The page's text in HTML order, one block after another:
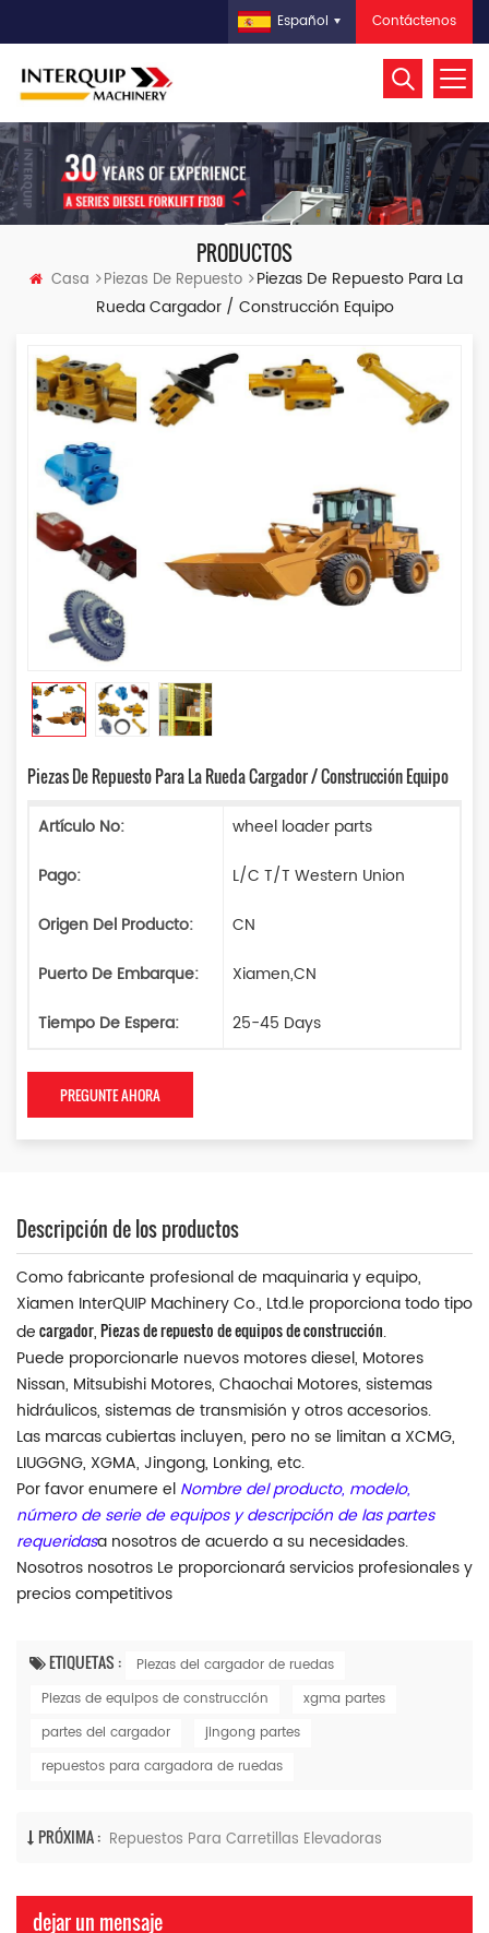
Contáctenos
Español
PRODUCTOS
Casa Piezas De Repuesto
Piezas De Repuesto Para La
Rueda Cargador / Construcción Equipo
Piezas De Repuesto Para La Rueda Cargador / Construcción Equipo
Artículo No:
wheel loader parts
Pago:
L/C T/T Western Union
Origen Del Producto:
CN
Puerto De Embarque:
Xiamen,CN
Tiempo De Espera:
25-45 Days
PREGUNTE AHORA
Descripción de los productos
Como fabricante profesional de maquinaria y equipo,
Xiamen InterQUIP Machinery Co., Ltd.le proporciona todo tipo
decargador,Piezas de repuesto de equipos de construcción.
Puede proporcionarle nuevos motores diesel, Motores
Nissan, Mitsubishi Motores, Chaochai Motores, sistemas
hidráulicos, sistemas de transmisión y otros accesorios.
Las marcas cubiertas incluyen, pero no se limitan a XCMG,
LIUGGNG, XGMA, Jingong, Lonking, etc.
Por favor enumere el Nombre del producto, modelo,
número de serie de equipos y descripción de las partes
requeridasa nosotros de acuerdo a su necesidades.
Nosotros nosotros Le proporcionará servicios profesionales y
precios competitivos
ETIQUETAS :
Piezas del cargador de ruedas
Piezas de equipos de construcción
xgma partes
partes del cargador
jingong partes
repuestos para cargadora de ruedas
PRÓXIMA : Repuestos Para Carretillas Elevadoras
dejar un mensaje